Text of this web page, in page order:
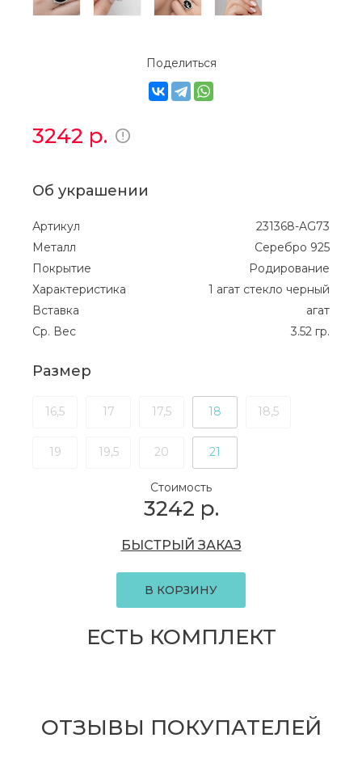
Поделиться
3242 р.
Об украшении
Артикул
231368-AG73
Металл
Серебро 925
Покрытие
Родирование
Характеристика
1 агат стекло черный
Вставка
агат
Ср. Вес
3.52 гр.
Размер
16,5 17 17,5 18 18,5
19 19,5 20 21
Стоимость
3242 р.
БЫСТРЫЙ ЗАКАЗ
В КОРЗИНУ
ЕСТЬ КОМПЛЕКТ
ОТЗЫВЫ ПОКУПАТЕЛЕЙ